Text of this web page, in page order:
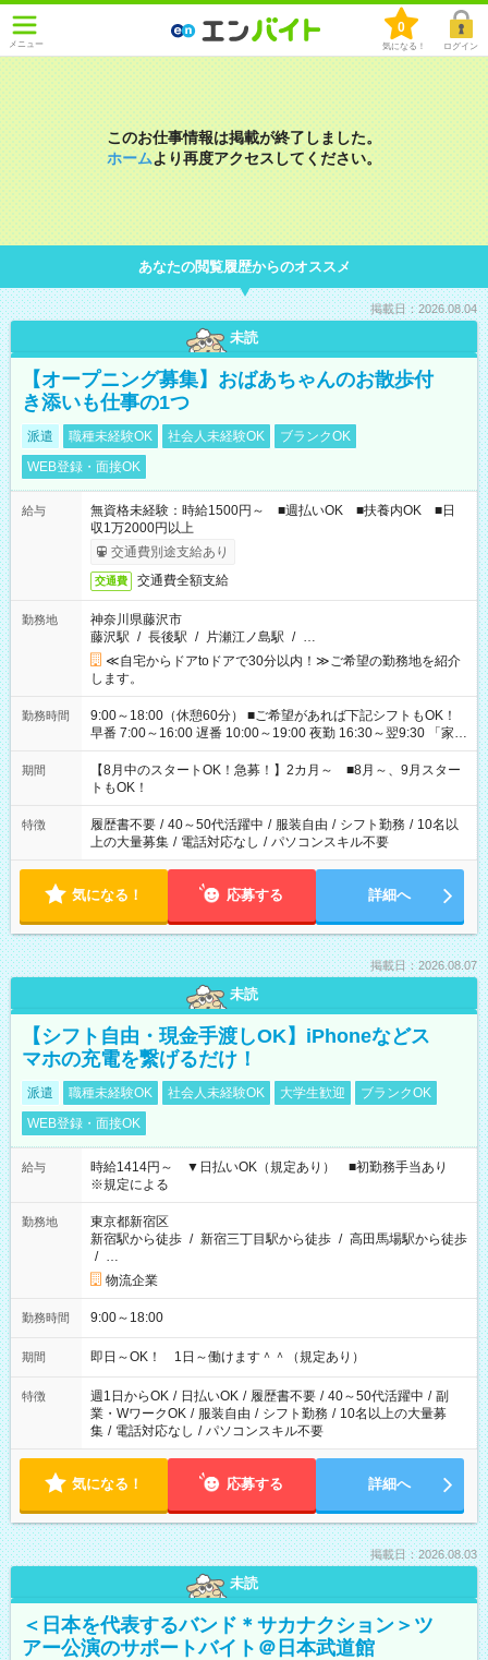
メニュー
0
気になる！ ログイン
このお仕事情報は掲載が終了しました。
ホームより再度アクセスしてください。
あなたの閲覧履歴からのオススメ
掲載日：2026.08.04
未読
【オープニング募集】おばあちゃんのお散歩付
き添いも仕事の1つ
派遣 職種未経験OK 社会人未経験OK
ブランクOK
WEB登録・面接OK
給与
無資格未経験：時給1500円～ ■週払いOK ■扶養内OK ■日
収1万2000円以上
交通費別途支給あり
交通費 交通費全額支給
勤務地
神奈川県藤沢市
藤沢駅 / 長後駅 / 片瀬江ノ島駅 / …
≪自宅からドアtoドアで30分以内！≫ご希望の勤務地を紹介
します。
勤務時間
9:00～18:00（休憩60分） ■ご希望があれば下記シフトもOK！
早番 7:00～16:00 遅番 10:00～19:00 夜勤 16:30～翌9:30 「家族
と休みを合わせたい」 「余裕を持って夕飯の準備がしたい」
「できれば残業はしたくない」 など、ご希望を教えてください
ね。 ※Wワーク希望の方へ 今ご覧のお仕事で希望する勤務時間
と、もう1つのお仕事の勤務時間。 合計で週40時間を超える場
合は応募できません。
期間
【8月中のスタートOK！急募！】2カ月～ ■8月～、9月スター
トもOK！
特徴 履歴書不要 / 40～50代活躍中 / 服装自由 / シフト勤務 / 10名以
上の大量募集 / 電話対応なし / パソコンスキル不要
気になる！ 応募する 詳細へ
掲載日：2026.08.07
未読
【シフト自由・現金手渡しOK】iPhoneなどス
マホの充電を繋げるだけ！
派遣 職種未経験OK 社会人未経験OK 大学生歓迎
ブランクOK
WEB登録・面接OK
給与
時給1414円～ ▼日払いOK（規定あり） ■初勤務手当あり
※規定による
勤務地
東京都新宿区
新宿駅から徒歩 / 新宿三丁目駅から徒歩 / 高田馬場駅から徒歩
/ …
物流企業
勤務時間 9:00～18:00
期間 即日～OK！ 1日～働けます＾＾（規定あり）
特徴 週1日からOK / 日払いOK / 履歴書不要 / 40～50代活躍中 / 副
業・WワークOK / 服装自由 / シフト勤務 / 10名以上の大量募
集 / 電話対応なし / パソコンスキル不要
気になる！ 応募する 詳細へ
掲載日：2026.08.03
未読
＜日本を代表するバンド＊サカナクション＞ツ
アー公演のサポートバイト＠日本武道館